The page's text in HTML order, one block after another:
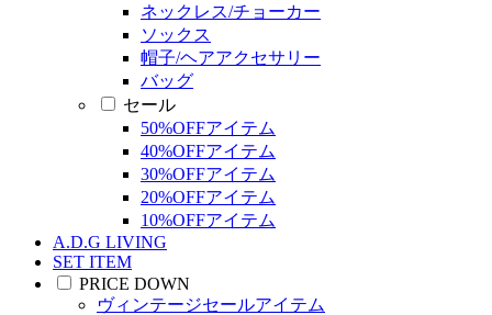
ネックレス/チョーカー
ソックス
帽子/ヘアアクセサリー
バッグ
セール
50%OFFアイテム
40%OFFアイテム
30%OFFアイテム
20%OFFアイテム
10%OFFアイテム
A.D.G LIVING
SET ITEM
PRICE DOWN
ヴィンテージセールアイテム